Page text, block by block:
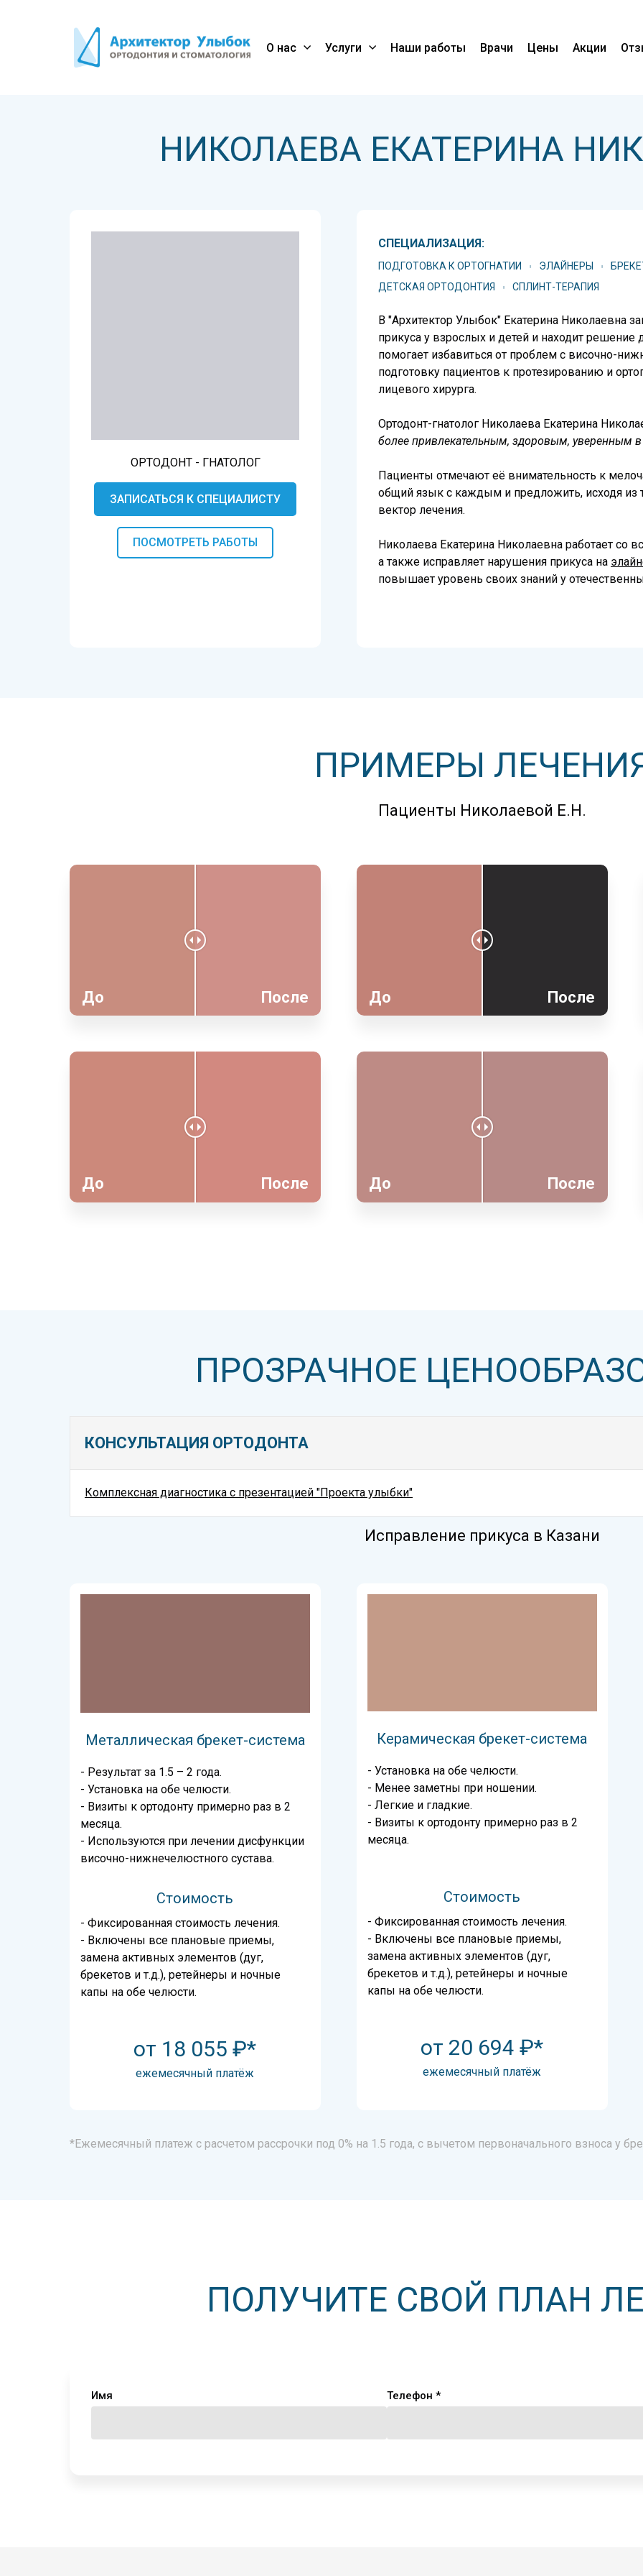
О нас Услуги Наши работы Врачи Цены Акции
НИКОЛАЕВА ЕКАТЕРИНА
ОРТОДОНТ - ГНАТОЛОГ
ЗАПИСАТЬСЯ К СПЕЦИАЛИСТУ
ПОСМОТРЕТЬ РАБОТЫ
СПЕЦИАЛИЗАЦИЯ:
ПОДГОТОВКА К ОРТОГНАТИИ ЭЛАЙНЕРЫ
ДЕТСКАЯ ОРТОДОНТИЯ
СПЛИНТ-ТЕРАПИЯ
В "Архитектор Улыбок" Екатерина Николаевна
прикуса у взрослых и детей и находит
помогает избавиться от проблем с височно-
подготовку пациентов к протезированию и
лицевого хирурга.
Ортодонт-гнатолог Николаева Екатерина
более привлекательным, здоровым, уверенным
Пациенты отмечают её внимательность к
общий язык с каждым и предложить, исходя из
вектор лечения.
Николаева Екатерина Николаевна работает
а также исправляет нарушения прикуса на
повышает уровень своих знаний у
ПРИМЕРЫ
Пациенты Николаевой Е.Н.
До После До После
До После До После
ПРОЗРАЧНОЕ
КОНСУЛЬТАЦИЯ ОРТОДОНТА
Комплексная диагностика с презентацией "Проекта улыбки"
Исправление прикуса в Казани
Металлическая брекет-система
- Результат за 1.5 – 2 года.
- Установка на обе челюсти.
- Визиты к ортодонту примерно раз в 2
месяца.
- Используются при лечении дисфункции
височно-нижнечелюстного сустава.
Стоимость
- Фиксированная стоимость лечения.
- Включены все плановые приемы,
замена активных элементов (дуг,
брекетов и т.д.), ретейнеры и ночные
капы на обе челюсти.
от 18 055 ₽*
ежемесячный платёж
Керамическая брекет-система
- Установка на обе челюсти.
- Менее заметны при ношении.
- Легкие и гладкие.
- Визиты к ортодонту примерно раз в 2
месяца.
Стоимость
- Фиксированная стоимость лечения.
- Включены все плановые приемы,
замена активных элементов (дуг,
брекетов и т.д.), ретейнеры и ночные
капы на обе челюсти.
от 20 694 ₽*
ежемесячный платёж
*Ежемесячный платеж с расчетом рассрочки под 0% на 1.5 года, с вычетом первоначального взноса у
ПОЛУЧИТЕ СВОЙ ПЛАН
Имя Телефон *